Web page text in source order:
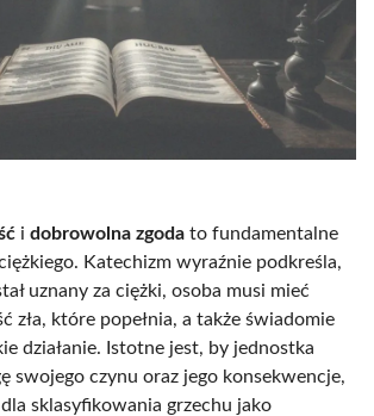
i dobrowolna zgoda to fundamentalne
Katechizm wyraźnie podkreśla,
uznany za ciężki, osoba musi mieć
zła, które popełnia, a także świadomie
działanie. Istotne jest, by jednostka
swojego czynu oraz jego konsekwencje,
sklasyfikowania grzechu jako